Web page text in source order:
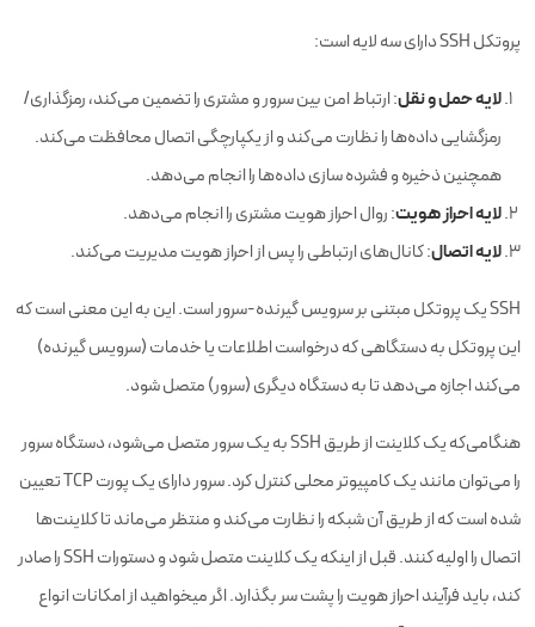
پروتکل SSH دارای سه لایه است:
لایه حمل و نقل: ارتباط امن بین سرور و مشتری را تضمین می‌کند، رمزگذاری/
رمزگشایی داده‌ها را نظارت می‌کند و از یکپارچگی اتصال محافظت می‌کند.
همچنین ذخیره و فشرده سازی داده‌ها را انجام می‌دهد.
لایه احراز هویت: روال احراز هویت مشتری را انجام می‌دهد.
لایه اتصال: کانال‌های ارتباطی را پس از احراز هویت مدیریت می‌کند.
SSH یک پروتکل مبتنی بر سرویس گیرنده-سرور است. این به این معنی است که
این پروتکل به دستگاهی که درخواست اطلاعات یا خدمات (سرویس گیرنده)
می‌کند اجازه می‌دهد تا به دستگاه دیگری (سرور) متصل شود.
هنگامی‌که یک کلاینت از طریق SSH به یک سرور متصل می‌شود، دستگاه سرور
را می‌توان مانند یک کامپیوتر محلی کنترل کرد. سرور دارای یک پورت TCP تعیین
شده است که از طریق آن شبکه را نظارت می‌کند و منتظر می‌ماند تا کلاینت‌ها
اتصال را اولیه کنند. قبل از اینکه یک کلاینت متصل شود و دستورات SSH را صادر
کند، باید فرآیند احراز هویت را پشت سر بگذارد. اگر میخواهید از امکانات انواع